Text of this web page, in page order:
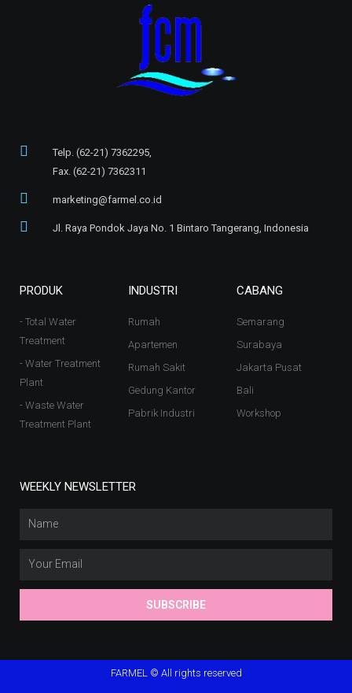
Telp. (62-21) 7362295,
Fax. (62-21) 7362311
marketing@farmel.co.id
Jl. Raya Pondok Jaya No. 1 Bintaro Tangerang, Indonesia
PRODUK
- Total Water
Treatment
- Water Treatment
Plant
- Waste Water
Treatment Plant
INDUSTRI
Rumah
Apartemen
Rumah Sakit
Gedung Kantor
Pabrik Industri
CABANG
Semarang
Surabaya
Jakarta Pusat
Bali
Workshop
WEEKLY NEWSLETTER
SUBSCRIBE
FARMEL © All rights reserved